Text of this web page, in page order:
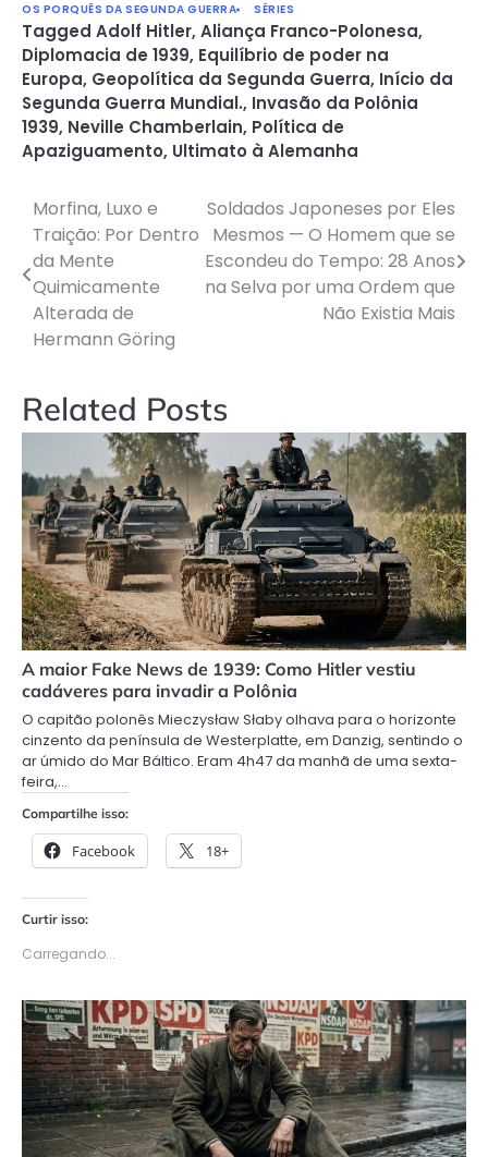
OS PORQUÊS DA SEGUNDA GUERRA SÉRIES
Tagged Adolf Hitler, Aliança Franco-Polonesa,
Diplomacia de 1939, Equilíbrio de poder na
Europa, Geopolítica da Segunda Guerra, Início da
Segunda Guerra Mundial., Invasão da Polônia
1939, Neville Chamberlain, Política de
Apaziguamento, Ultimato à Alemanha
Navegação
de
Post
Morfina, Luxo e
Traição: Por Dentro
da Mente
Quimicamente
Alterada de
Hermann Göring
Soldados Japoneses por Eles
Mesmos — O Homem que se
Escondeu do Tempo: 28 Anos
na Selva por uma Ordem que
Não Existia Mais
Related Posts
A maior Fake News de 1939: Como Hitler vestiu
cadáveres para invadir a Polônia
O capitão polonês Mieczysław Słaby olhava para o horizonte
cinzento da península de Westerplatte, em Danzig, sentindo o
ar úmido do Mar Báltico. Eram 4h47 da manhã de uma sexta-
feira,…
Compartilhe isso:
Facebook 18+
Curtir isso:
Carregando...